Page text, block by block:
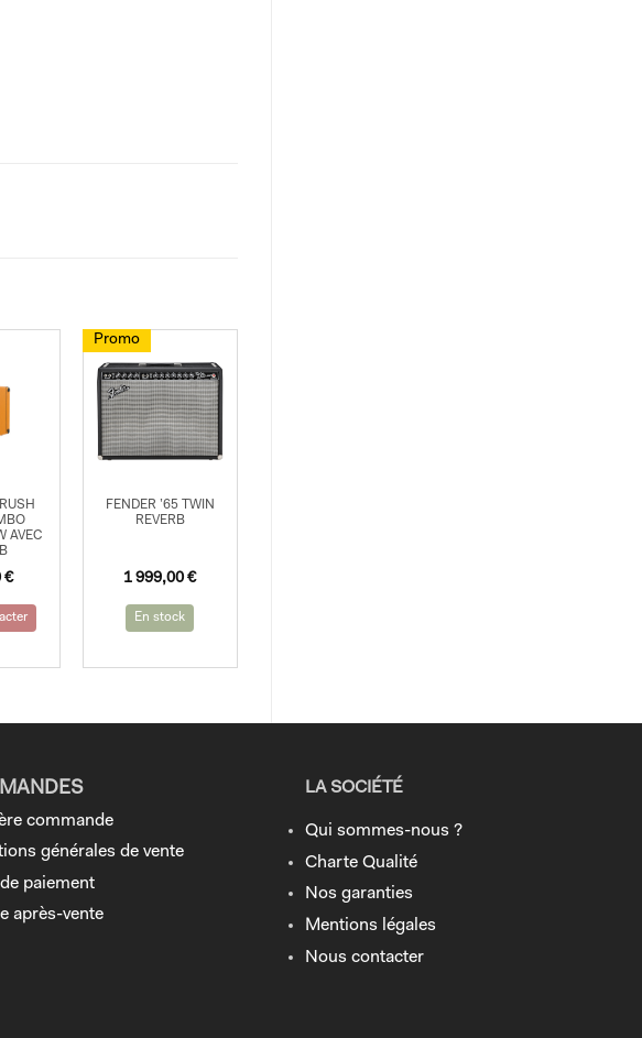
AVEC
€
Promo
FENDER ’65 TWIN
REVERB
Le
initial
était :
1 999,00€
Le
actuel
est :
En stock
commande
générales de vente
paiement
après-vente
LA SOCIÉTÉ
Qui sommes-nous ?
Charte Qualité
Nos garanties
Mentions légales
Nous contacter